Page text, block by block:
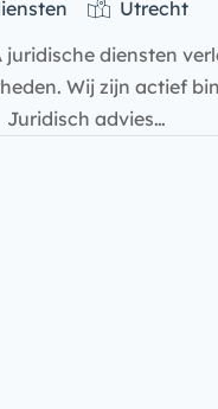
Utrecht
diensten
Wij zijn actief
advies…